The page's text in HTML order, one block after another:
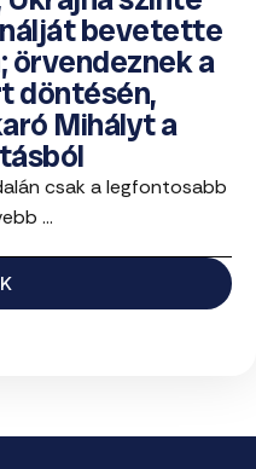
bevetette
örvendeznek a
döntésén,
Mihályt a
csak a legfontosabb
...